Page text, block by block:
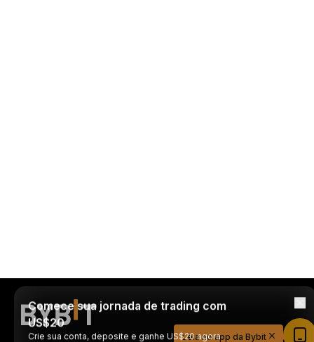
Comece sua jornada de trading com
US$20
Crie sua conta, deposite e ganhe US$20 agora
Leia no app da Bybit